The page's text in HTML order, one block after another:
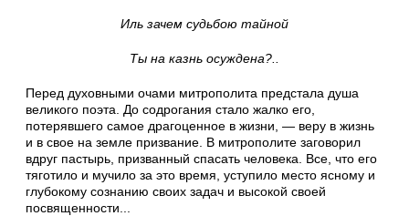
Иль зачем судьбою тайной
Ты на казнь осуждена?..
Перед духовными очами митрополита предстала душа
великого поэта. До содрогания стало жалко его,
потерявшего самое драгоценное в жизни, — веру в жизнь
и в свое на земле призвание. В митрополите заговорил
вдруг пастырь, призванный спасать человека. Все, что его
тяготило и мучило за это время, уступило место ясному и
глубокому сознанию своих задач и высокой своей
посвященности...